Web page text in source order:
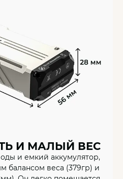
И МАЛЫЙ ВЕС
и емкий аккумулятор,
балансом веса (379гр) и
переулок, 21с1